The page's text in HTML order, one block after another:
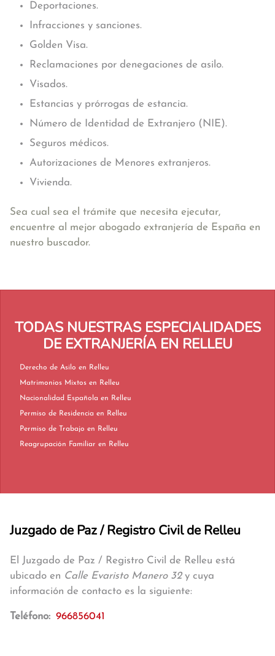
Deportaciones.
Infracciones y sanciones.
Golden Visa.
Reclamaciones por denegaciones de asilo.
Visados.
Estancias y prórrogas de estancia.
Número de Identidad de Extranjero (NIE).
Seguros médicos.
Autorizaciones de Menores extranjeros.
Vivienda.
Sea cual sea el trámite que necesita ejecutar,
encuentre al mejor abogado extranjería de España en
nuestro buscador.
TODAS NUESTRAS ESPECIALIDADES
DE EXTRANJERÍA EN RELLEU
Derecho de Asilo en Relleu
Matrimonios Mixtos en Relleu
Nacionalidad Española en Relleu
Permiso de Residencia en Relleu
Permiso de Trabajo en Relleu
Reagrupación Familiar en Relleu
Juzgado de Paz / Registro Civil de Relleu
El Juzgado de Paz / Registro Civil de Relleu está
ubicado en Calle Evaristo Manero 32y cuya
información de contacto es la siguiente:
Teléfono: 966856041